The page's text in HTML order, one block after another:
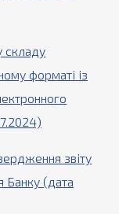
складу
форматі із
звіту
Банку (дата